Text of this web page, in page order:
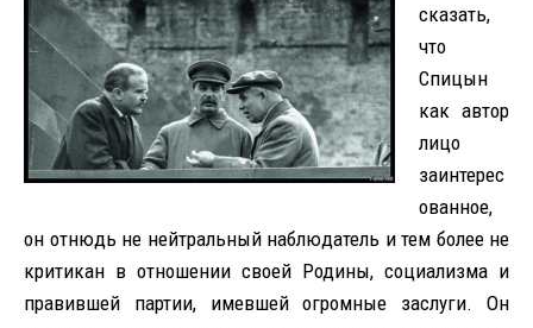
сказать,
что
Спицын
как автор
лицо
заинтерес
ованное,
он отнюдь не нейтральный наблюдатель и тем более не
критикан в отношении своей Родины, социализма и
правившей партии, имевшей огромные заслуги. Он